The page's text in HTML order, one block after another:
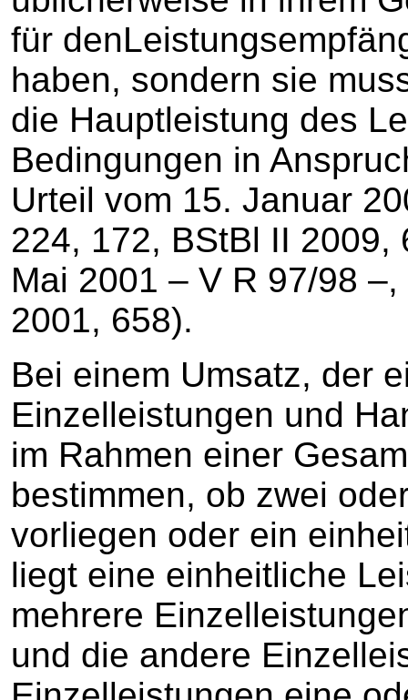
für
haben, sondern sie
die Hauptleistung des
Bedingungen in
Urteil vom 15. Januar
224, 172, BStBl II 2009,
Mai 2001 – V R 97/98
2001, 658).
Bei einem Umsatz, der
Einzelleistungen und
im Rahmen einer
bestimmen, ob zwei
vorliegen oder ein
liegt eine einheitliche
mehrere
und die andere